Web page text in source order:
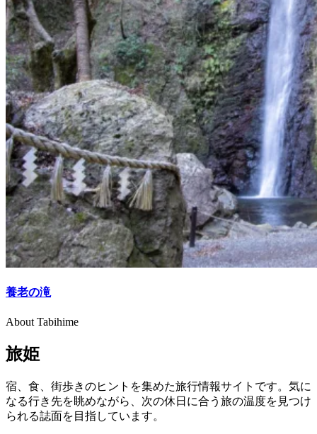
養老の滝
About Tabihime
旅姫
宿、食、街歩きのヒントを集めた旅行情報サイトです。気に
なる行き先を眺めながら、次の休日に合う旅の温度を見つけ
られる誌面を目指しています。